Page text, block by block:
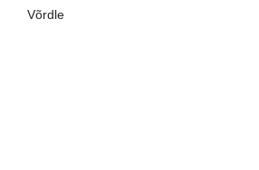
Võrdle